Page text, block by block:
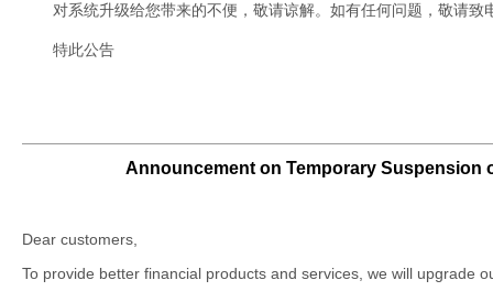
对系统升级给您带来的不便，敬请谅解。如有任何问题，敬请致
特此公告
Announcement on Temporary Suspension
Dear customers,
To provide better financial products and services, we will upgrade